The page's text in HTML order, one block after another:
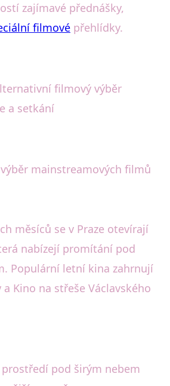
zajímavé přednášky,
filmové přehlídky.
filmový výběr
a setkání
mainstreamových filmů
měsíců se v Praze otevírají
nabízejí promítání pod
Populární letní kina zahrnují
a Kino na střeše Václavského
pod širým nebem